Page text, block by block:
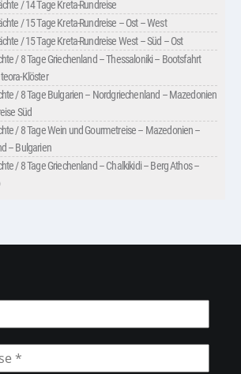
/ 14 Tage Kreta-Rundreise
/ 15 Tage Kreta-Rundreise – Ost – West
/ 15 Tage Kreta-Rundreise West – Süd – Ost
/ 8 Tage Griechenland – Thessaloniki – Bootsfahrt
Klöster
/ 8 Tage Bulgarien – Nordgriechenland – Mazedonien
Süd
/ 8 Tage Wein und Gourmetreise – Mazedonien –
– Bulgarien
/ 8 Tage Griechenland – Chalkikidi – Berg Athos –